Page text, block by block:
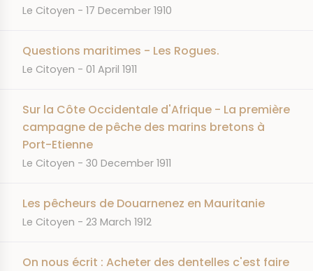
JOURNAL
Le Citoyen DATE
17 December 1910
Questions maritimes - Les Rogues.
JOURNAL
Le Citoyen DATE
01 April 1911
Sur la Côte Occidentale d'Afrique - La première
campagne de pêche des marins bretons à
Port-Etienne
JOURNAL
Le Citoyen DATE
30 December 1911
Les pêcheurs de Douarnenez en Mauritanie
JOURNAL
Le Citoyen DATE
23 March 1912
On nous écrit : Acheter des dentelles c'est faire